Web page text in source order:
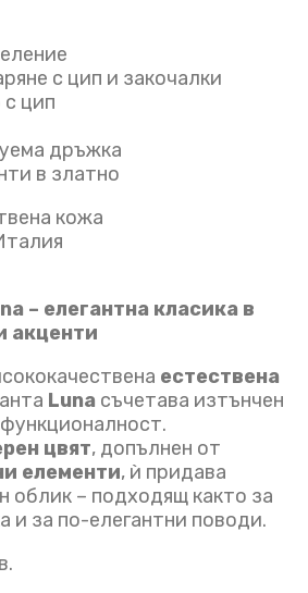
с цип и закочалки
цип
дръжка
в златно
кожа
– елегантна класика в
акценти
естествена
Luna съчетава изтънчен
цвят, допълнен от
елементи, ѝ придава
облик – подходящ както за
и за по-елегантни поводи.